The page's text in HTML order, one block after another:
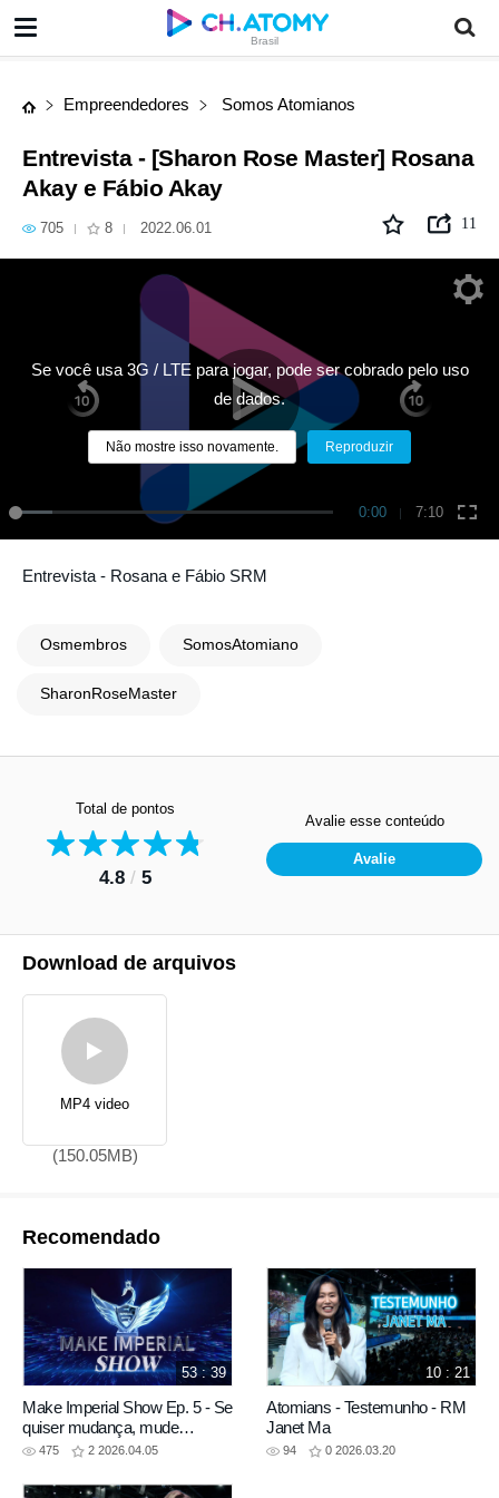
Brasil
Empreendedores Somos Atomianos
Entrevista - [Sharon Rose Master] Rosana
Akay e Fábio Akay
705 8 2022.06.01 11
0:00 7:10
Se você usa 3G / LTE para jogar, pode ser cobrado pelo uso
de dados.
Não mostre isso novamente. Reproduzir
Entrevista - Rosana e Fábio SRM
Osmembros SomosAtomiano
SharonRoseMaster
Total de pontos
4.8/ 5
Avalie esse conteúdo
Avalie
Download de arquivos
MP4 video
(150.05MB)
Recomendado
Make Imperial Show Ep. 5 - Se
quiser mudança, mude
primeiro!
475 2 2026.04.05
53 : 39
Atomians - Testemunho - RM
Janet Ma
94 0 2026.03.20
10 : 21